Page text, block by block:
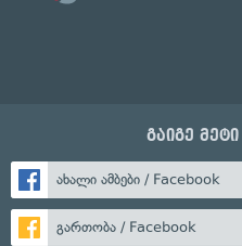
გაიგე
ახალი ამბები / Facebook
გართობა / Facebook